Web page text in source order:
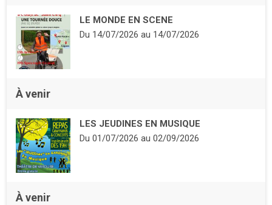
LE MONDE EN SCENE
Du 14/07/2026au 14/07/2026
À venir
LES JEUDINES EN MUSIQUE
Du 01/07/2026au 02/09/2026
À venir